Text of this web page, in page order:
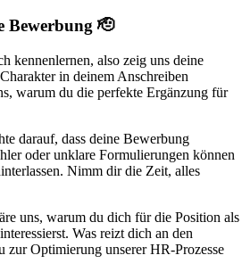
Bewerbung 🫡
kennenlernen, also zeig uns deine
in deinem Anschreiben
warum du die perfekte Ergänzung für
darauf, dass deine Bewerbung
oder unklare Formulierungen können
Nimm dir die Zeit, alles
uns, warum du dich für die Position als
Was reizt dich an den
zur Optimierung unserer HR-Prozesse